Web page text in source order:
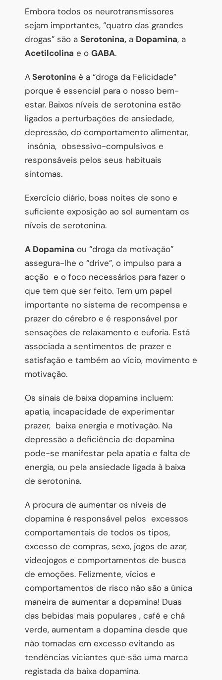
Embora todos os neurotransmissores
sejam importantes, “quatro das grandes
drogas” são a Serotonina, a Dopamina, a
Acetilcolina e o GABA.
ASerotonina é a “droga da Felicidade”
porque é essencial para o nosso bem-
estar. Baixos níveis de serotonina estão
ligados a perturbações de ansiedade,
depressão, do comportamento alimentar,
insónia, obsessivo-compulsivos e
responsáveis pelos seus habituais
sintomas.
Exercício diário, boas noites de sono e
suficiente exposição ao sol aumentam os
níveis de serotonina.
A Dopamina ou “droga da motivação”
assegura-lhe o “drive”, o impulso para a
acção e o foco necessários para fazer o
que tem que ser feito. Tem um papel
importante no sistema de recompensa e
prazer do cérebro e é responsável por
sensações de relaxamento e euforia. Está
associada a sentimentos de prazer e
satisfação e também ao vício, movimento e
motivação.
Os sinais de baixa dopamina incluem:
apatia, incapacidade de experimentar
prazer, baixa energia e motivação. Na
depressão a deficiência de dopamina
pode-se manifestar pela apatia e falta de
energia, ou pela ansiedade ligada à baixa
de serotonina.
A procura de aumentar os níveis de
dopamina é responsável pelos excessos
comportamentais de todos os tipos,
excesso de compras, sexo, jogos de azar,
videojogos e comportamentos de busca
de emoções. Felizmente, vícios e
comportamentos de risco não são a única
maneira de aumentar a dopamina! Duas
das bebidas mais populares , café e chá
verde, aumentam a dopamina desde que
não tomadas em excesso evitando as
tendências viciantes que são uma marca
registada da baixa dopamina.